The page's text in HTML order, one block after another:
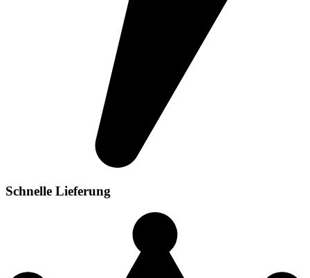
Schnelle Lieferung